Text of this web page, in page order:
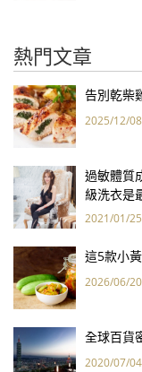
熱門文章
告別乾柴
2025/12/08
過敏體質
級洗衣是
2021/01/25
這5款小
2026/06/20
全球百貨
2020/07/04